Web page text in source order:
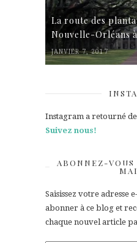
La route des
Nouvelle-Orléans
JANVIER 7, 2017
Instagram a retourné
Suivez nous!
ABONNEZ-
Saisissez votre adresse
abonner à ce blog et
chaque nouvel article